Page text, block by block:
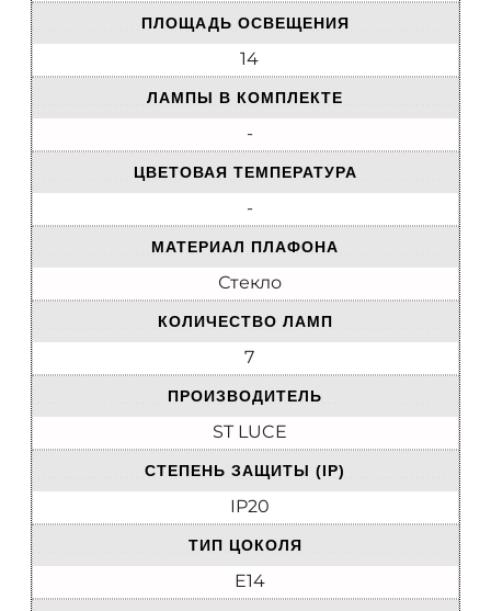
ПЛОЩАДЬ ОСВЕЩЕНИЯ
14
ЛАМПЫ В КОМПЛЕКТЕ
-
ЦВЕТОВАЯ ТЕМПЕРАТУРА
-
МАТЕРИАЛ ПЛАФОНА
Стекло
КОЛИЧЕСТВО ЛАМП
7
ПРОИЗВОДИТЕЛЬ
ST LUCE
СТЕПЕНЬ ЗАЩИТЫ (IP)
IP20
ТИП ЦОКОЛЯ
E14